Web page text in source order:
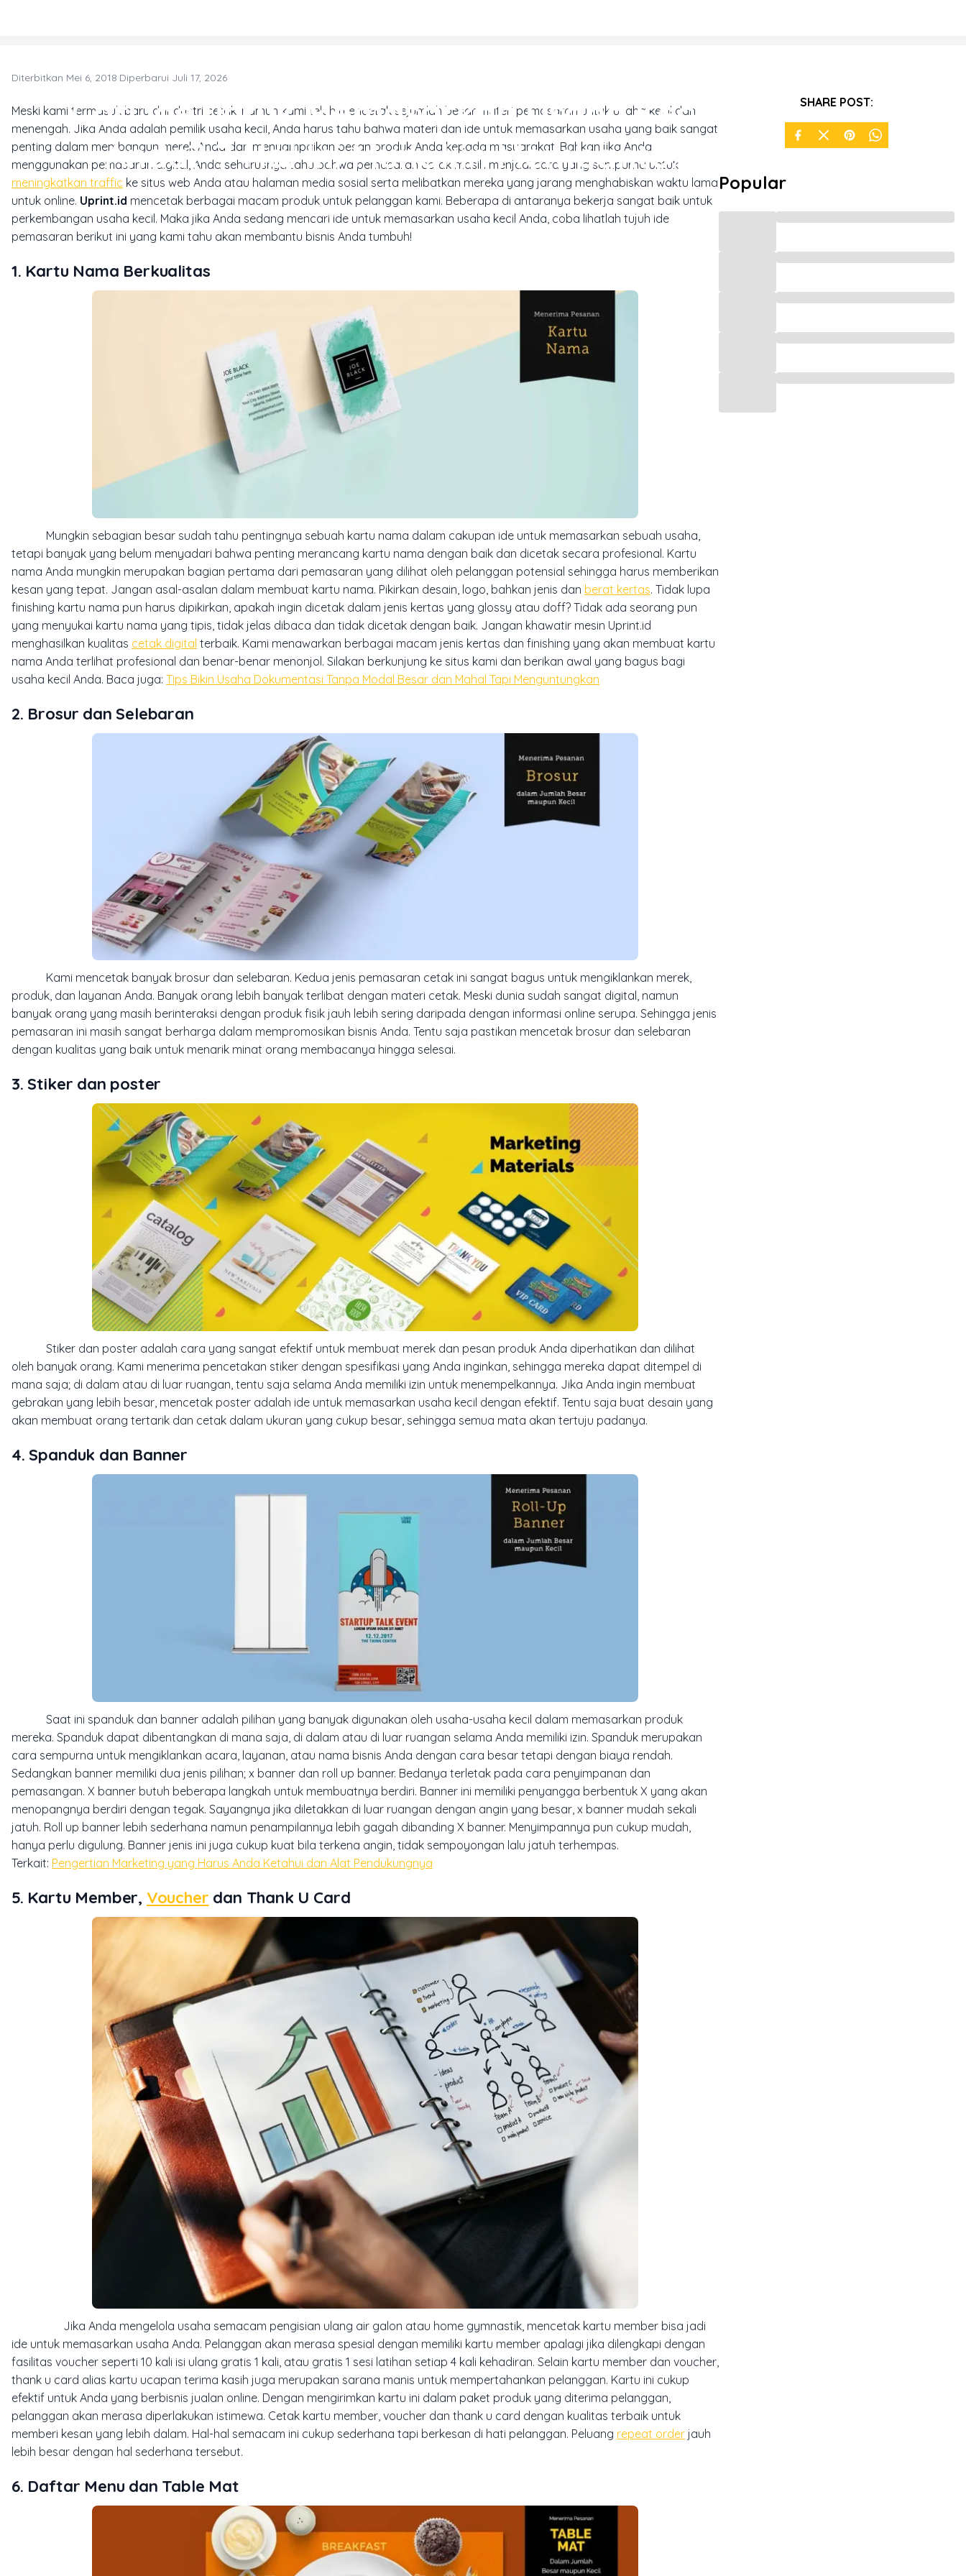
Cari Ide untuk Memasarkan Usaha Kecil
Anda? 7 Hal Ini Mungkin Membantu!
Diterbitkan Mei 6, 2018·Diperbarui Juli 17, 2026
Meski kami termasuk baru di industri cetak, namun kami telah mencetak sejumlah besar materi pemasaran untuk usaha kecil dan
menengah. Jika Anda adalah pemilik usaha kecil, Anda harus tahu bahwa materi dan ide untuk memasarkan usaha yang baik sangat
penting dalam membangun merek Anda dan menyampaikan pesan produk Anda kepada masyarakat. Bahkan jika Anda
menggunakan pemasaran digital, Anda seharusnya tahu bahwa pemasaran cetak masih menjadi cara yang sempurna untuk
meningkatkan traffic ke situs web Anda atau halaman media sosial serta melibatkan mereka yang jarang menghabiskan waktu lama
untuk online. Uprint.id mencetak berbagai macam produk untuk pelanggan kami. Beberapa di antaranya bekerja sangat baik untuk
perkembangan usaha kecil. Maka jika Anda sedang mencari ide untuk memasarkan usaha kecil Anda, coba lihatlah tujuh ide
pemasaran berikut ini yang kami tahu akan membantu bisnis Anda tumbuh!
1. Kartu Nama Berkualitas
Mungkin sebagian besar sudah tahu pentingnya sebuah kartu nama dalam cakupan ide untuk memasarkan sebuah usaha,
tetapi banyak yang belum menyadari bahwa penting merancang kartu nama dengan baik dan dicetak secara profesional. Kartu
nama Anda mungkin merupakan bagian pertama dari pemasaran yang dilihat oleh pelanggan potensial sehingga harus memberikan
kesan yang tepat. Jangan asal-asalan dalam membuat kartu nama. Pikirkan desain, logo, bahkan jenis dan berat kertas. Tidak lupa
finishing kartu nama pun harus dipikirkan, apakah ingin dicetak dalam jenis kertas yang glossy atau doff? Tidak ada seorang pun
yang menyukai kartu nama yang tipis, tidak jelas dibaca dan tidak dicetak dengan baik. Jangan khawatir mesin Uprint.id
menghasilkan kualitas cetak digital terbaik. Kami menawarkan berbagai macam jenis kertas dan finishing yang akan membuat kartu
nama Anda terlihat profesional dan benar-benar menonjol. Silakan berkunjung ke situs kami dan berikan awal yang bagus bagi
usaha kecil Anda. Baca juga: Tips Bikin Usaha Dokumentasi Tanpa Modal Besar dan Mahal Tapi Menguntungkan
2. Brosur dan Selebaran
Kami mencetak banyak brosur dan selebaran. Kedua jenis pemasaran cetak ini sangat bagus untuk mengiklankan merek,
produk, dan layanan Anda. Banyak orang lebih banyak terlibat dengan materi cetak. Meski dunia sudah sangat digital, namun
banyak orang yang masih berinteraksi dengan produk fisik jauh lebih sering daripada dengan informasi online serupa. Sehingga jenis
pemasaran ini masih sangat berharga dalam mempromosikan bisnis Anda. Tentu saja pastikan mencetak brosur dan selebaran
dengan kualitas yang baik untuk menarik minat orang membacanya hingga selesai.
3. Stiker dan poster
Stiker dan poster adalah cara yang sangat efektif untuk membuat merek dan pesan produk Anda diperhatikan dan dilihat
oleh banyak orang. Kami menerima pencetakan stiker dengan spesifikasi yang Anda inginkan, sehingga mereka dapat ditempel di
mana saja; di dalam atau di luar ruangan, tentu saja selama Anda memiliki izin untuk menempelkannya. Jika Anda ingin membuat
gebrakan yang lebih besar, mencetak poster adalah ide untuk memasarkan usaha kecil dengan efektif. Tentu saja buat desain yang
akan membuat orang tertarik dan cetak dalam ukuran yang cukup besar, sehingga semua mata akan tertuju padanya.
4. Spanduk dan Banner
Saat ini spanduk dan banner adalah pilihan yang banyak digunakan oleh usaha-usaha kecil dalam memasarkan produk
mereka. Spanduk dapat dibentangkan di mana saja, di dalam atau di luar ruangan selama Anda memiliki izin. Spanduk merupakan
cara sempurna untuk mengiklankan acara, layanan, atau nama bisnis Anda dengan cara besar tetapi dengan biaya rendah.
Sedangkan banner memiliki dua jenis pilihan; x banner dan roll up banner. Bedanya terletak pada cara penyimpanan dan
pemasangan. X banner butuh beberapa langkah untuk membuatnya berdiri. Banner ini memiliki penyangga berbentuk X yang akan
menopangnya berdiri dengan tegak. Sayangnya jika diletakkan di luar ruangan dengan angin yang besar, x banner mudah sekali
jatuh. Roll up banner lebih sederhana namun penampilannya lebih gagah dibanding X banner. Menyimpannya pun cukup mudah,
hanya perlu digulung. Banner jenis ini juga cukup kuat bila terkena angin, tidak sempoyongan lalu jatuh terhempas.
Terkait: Pengertian Marketing yang Harus Anda Ketahui dan Alat Pendukungnya
5. Kartu Member, Voucher dan Thank U Card
Jika Anda mengelola usaha semacam pengisian ulang air galon atau home gymnastik, mencetak kartu member bisa jadi
ide untuk memasarkan usaha Anda. Pelanggan akan merasa spesial dengan memiliki kartu member apalagi jika dilengkapi dengan
fasilitas voucher seperti 10 kali isi ulang gratis 1 kali, atau gratis 1 sesi latihan setiap 4 kali kehadiran. Selain kartu member dan voucher,
thank u card alias kartu ucapan terima kasih juga merupakan sarana manis untuk mempertahankan pelanggan. Kartu ini cukup
efektif untuk Anda yang berbisnis jualan online. Dengan mengirimkan kartu ini dalam paket produk yang diterima pelanggan,
pelanggan akan merasa diperlakukan istimewa. Cetak kartu member, voucher dan thank u card dengan kualitas terbaik untuk
memberi kesan yang lebih dalam. Hal-hal semacam ini cukup sederhana tapi berkesan di hati pelanggan. Peluang repeat order jauh
lebih besar dengan hal sederhana tersebut.
6. Daftar Menu dan Table Mat
SHARE POST:
Popular